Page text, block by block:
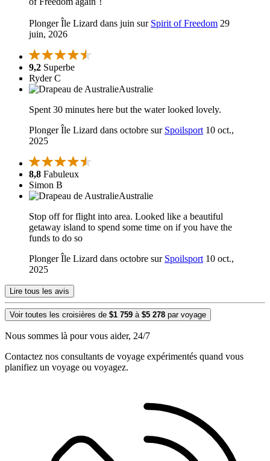
Plonger Île Lizard dans juin sur Spirit of Freedom 29
juin, 2026
9,2 Superbe
Ryder C
Australie
Spent 30 minutes here but the water looked lovely.
Plonger Île Lizard dans octobre sur Spoilsport 10 oct.,
2025
8,8 Fabuleux
Simon B
Australie
Stop off for flight into area. Looked like a beautiful
getaway island to spend some time on if you have the
funds to do so
Plonger Île Lizard dans octobre sur Spoilsport 10 oct.,
2025
Lire tous les avis
Voir toutes les croisières de $1 759 à $5 278 par voyage
Nous sommes là pour vous aider, 24/7
Contactez nos consultants de voyage expérimentés quand vous
planifiez un voyage ou voyagez.